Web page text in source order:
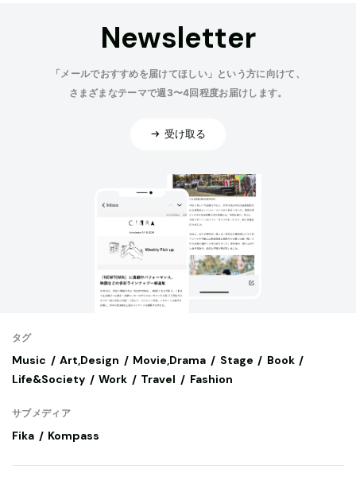
Newsletter
「メールでおすすめを届けてほしい」という方に向けて、
さまざまなテーマで週3〜4回程度お届けします。
受け取る
タグ
Music Art,Design Movie,Drama Stage
Book
Life&Society
Work Travel Fashion
サブメディア
Fika Kompass